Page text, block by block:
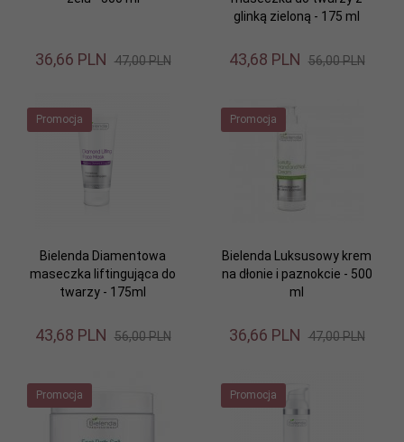
36,66 PLN 47,00 PLN
glinką zieloną - 175 ml
43,68 PLN 56,00 PLN
Promocja
Bielenda Diamentowa
maseczka liftingująca do
twarzy - 175ml
43,68 PLN 56,00 PLN
Promocja
Bielenda Luksusowy krem
na dłonie i paznokcie - 500
ml
36,66 PLN 47,00 PLN
Promocja Promocja